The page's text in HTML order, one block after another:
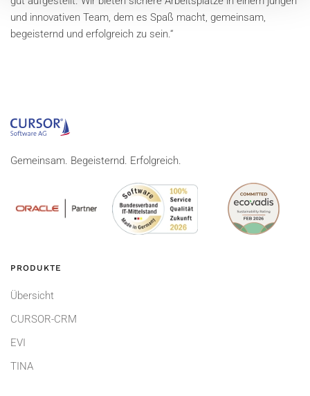
und innovativen Team, dem es Spaß macht, gemeinsam,
begeisternd und erfolgreich zu sein.“
Gemeinsam. Begeisternd. Erfolgreich.
PRODUKTE
Übersicht
CURSOR-CRM
EVI
TINA